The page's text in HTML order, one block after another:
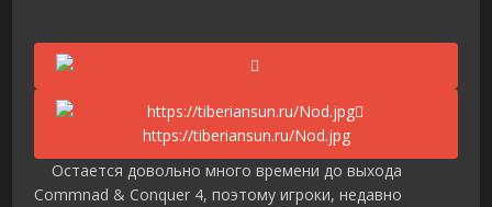
Остается довольно много времени до выхода
Commnad & Conquer 4,поэтому игроки, недавно